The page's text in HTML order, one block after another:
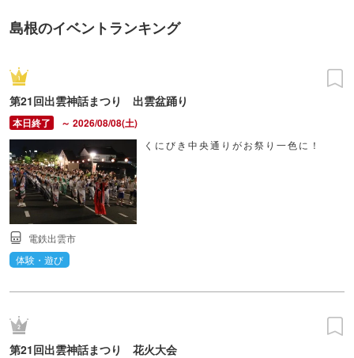
島根のイベントランキング
第21回出雲神話まつり 出雲盆踊り
～ 2026/08/08(土)
くにびき中央通りがお祭り一色に！
電鉄出雲市
体験・遊び
第21回出雲神話まつり 花火大会